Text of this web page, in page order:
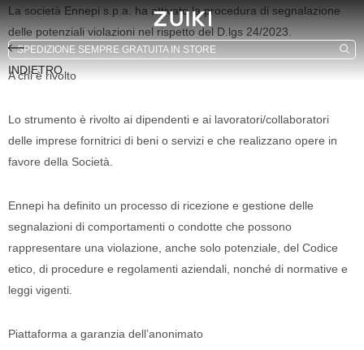
INDIETRO
La società Ennepi s.p.a. ha attivato la procedura di segnalazione
delle potenziali violazioni nel rispetto del D.lgs 24/2023
A chi è rivolto
Lo strumento è rivolto ai dipendenti e ai lavoratori/collaboratori
delle imprese fornitrici di beni o servizi e che realizzano opere in
favore della Società.
Ennepi ha definito un processo di ricezione e gestione delle
segnalazioni di comportamenti o condotte che possono
rappresentare una violazione, anche solo potenziale, del Codice
etico, di procedure e regolamenti aziendali, nonché di normative e
leggi vigenti.
Piattaforma a garanzia dell’anonimato